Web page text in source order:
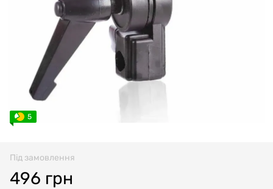
5
Під замовлення
496 грн